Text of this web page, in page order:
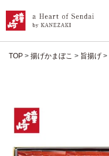
TOP 揚げかまぼこ 旨揚げ